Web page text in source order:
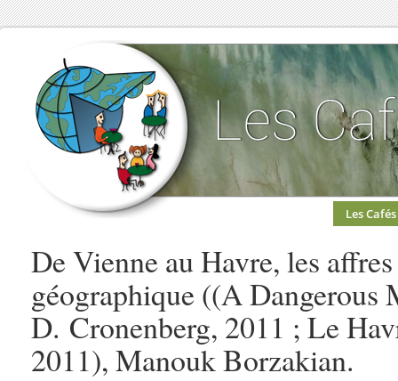
Les Cafés
De Vienne au Havre, les
géographique ((A Dangerous
D. Cronenberg, 2011 ; Le
2011), Manouk Borzakian.